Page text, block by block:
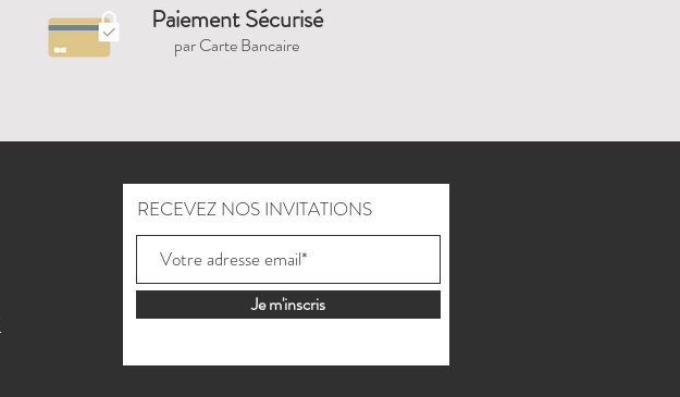
RECEVEZ NOS INVITATIONS
Je m'inscris
Paiement Sécurisé
par Carte Bancaire